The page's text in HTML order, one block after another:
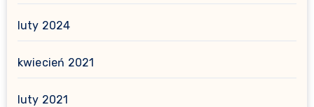
luty 2024
kwiecień 2021
luty 2021